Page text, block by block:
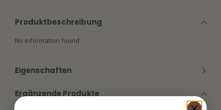
Produktbeschreibung
No information found
Eigenschaften
Ergänzende Produkte